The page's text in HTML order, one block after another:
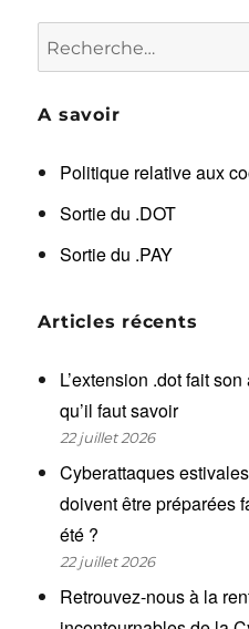
Recherche
pour :
A savoir
Politique relative aux
Sortie du .DOT
Sortie du .PAY
Articles récents
L’extension .dot fait
qu’il faut savoir
22 juillet 2026
Cyberattaques
doivent être préparées
été ?
22 juillet 2026
Retrouvez-nous à la